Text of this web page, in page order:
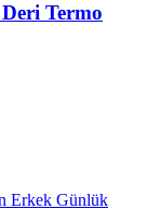
Termo